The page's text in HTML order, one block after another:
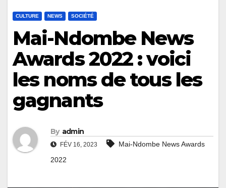
CULTURE NEWS SOCIÉTÉ
Mai-Ndombe News
Awards 2022 : voici
les noms de tous les
gagnants
By admin
FÉV 16, 2023
Mai-Ndombe News Awards
2022